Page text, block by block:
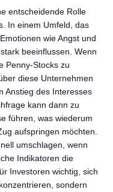
entscheidende Rolle
In einem Umfeld, das
wie Angst und
beeinflussen. Wenn
Penny-Stocks zu
diese Unternehmen
Anstieg des Interesses
kann dann zu
führen, was wiederum
aufspringen möchten.
umschlagen, wenn
Indikatoren die
Investoren wichtig, sich
sondern